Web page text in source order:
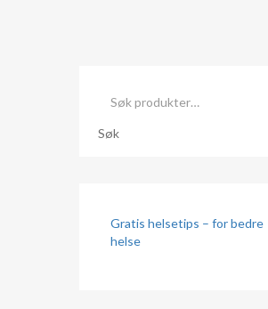
etter:
Søk
Gratis helsetips – for bedre
helse